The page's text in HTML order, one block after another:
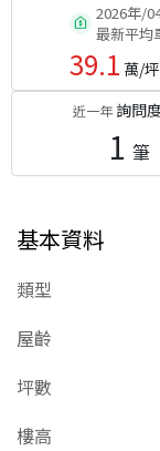
2026年/
最新平均
39.1 萬/坪
近一年詢問
1 筆
基本資料
類型
屋齡
坪數
樓高